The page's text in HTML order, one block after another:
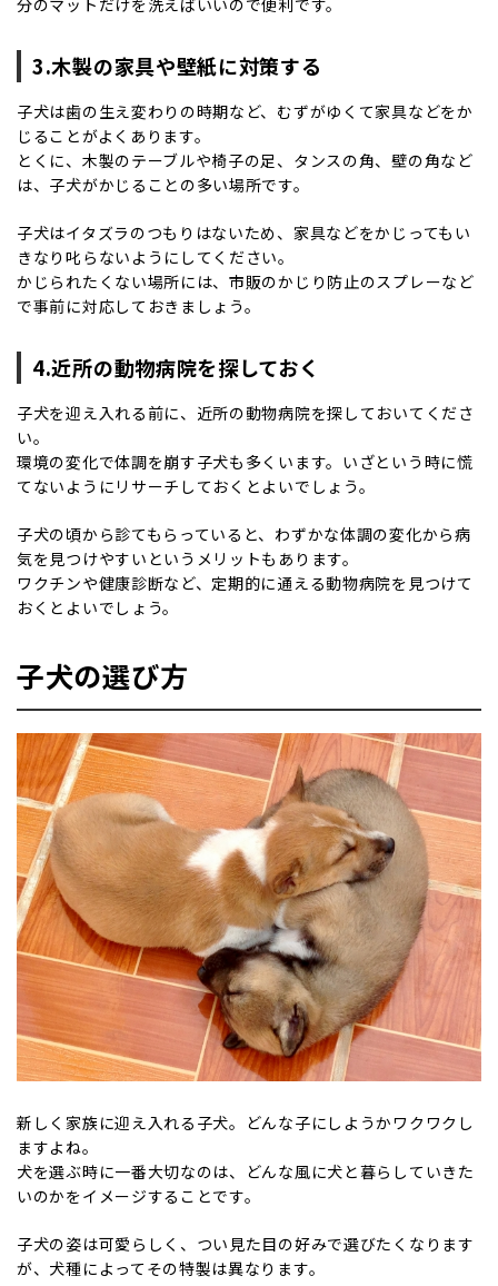
3.木製の家具や壁紙に対策する
子犬は歯の生え変わりの時期など、むずがゆくて家具などをか
じることがよくあります。
とくに、木製のテーブルや椅子の足、タンスの角、壁の角など
は、子犬がかじることの多い場所です。
子犬はイタズラのつもりはないため、家具などをかじってもい
きなり叱らないようにしてください。
かじられたくない場所には、市販のかじり防止のスプレーなど
で事前に対応しておきましょう。
4.近所の動物病院を探しておく
子犬を迎え入れる前に、近所の動物病院を探しておいてくださ
い。
環境の変化で体調を崩す子犬も多くいます。いざという時に慌
てないようにリサーチしておくとよいでしょう。
子犬の頃から診てもらっていると、わずかな体調の変化から病
気を見つけやすいというメリットもあります。
ワクチンや健康診断など、定期的に通える動物病院を見つけて
おくとよいでしょう。
子犬の選び方
新しく家族に迎え入れる子犬。どんな子にしようかワクワクし
ますよね。
犬を選ぶ時に一番大切なのは、どんな風に犬と暮らしていきた
いのかをイメージすることです。
子犬の姿は可愛らしく、つい見た目の好みで選びたくなります
が、犬種によってその特製は異なります。